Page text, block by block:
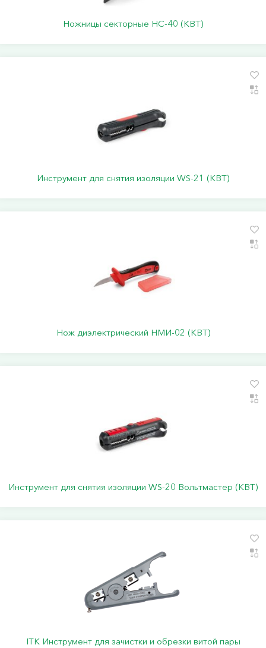
Ножницы секторные НС-40 (КВТ)
Инструмент для снятия изоляции WS-21 (КВТ)
Нож диэлектрический НМИ-02 (КВТ)
Инструмент для снятия изоляции WS-20 Вольтмастер (КВТ)
ITK Инструмент для зачистки и обрезки витой пары